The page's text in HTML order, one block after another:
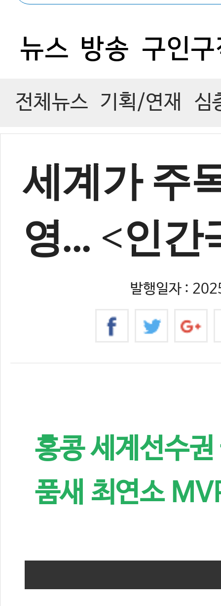
뉴스 방송 구인
전체뉴스 기획/연재 심
세계가 주
영... <인
발행일자 :
홍콩 세계선수
품새 최연소